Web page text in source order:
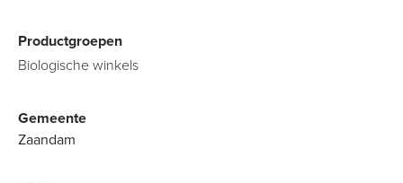
Productgroepen
Biologische winkels
Gemeente
Zaandam